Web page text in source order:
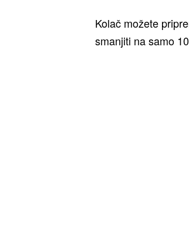
Kolač možete
smanjiti na samo